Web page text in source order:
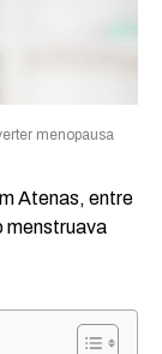
menopausa
Atenas, entre
menstruava